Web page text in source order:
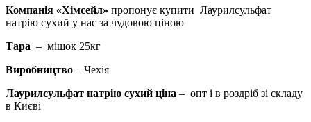
Компанія «Хімсейл» пропонує купити Лаурилсульфат
натрію сухий у нас за чудовою ціною
Тара – мішок 25кг
Виробництво – Чехія
Лаурилсульфат натрію сухий ціна – опт і в роздріб зі складу
в Києві